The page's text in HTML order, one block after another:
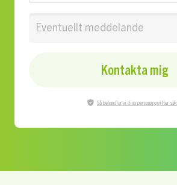
Eventuellt meddelande
Kontakta mig
Så behandlar vi dina personuppgifter